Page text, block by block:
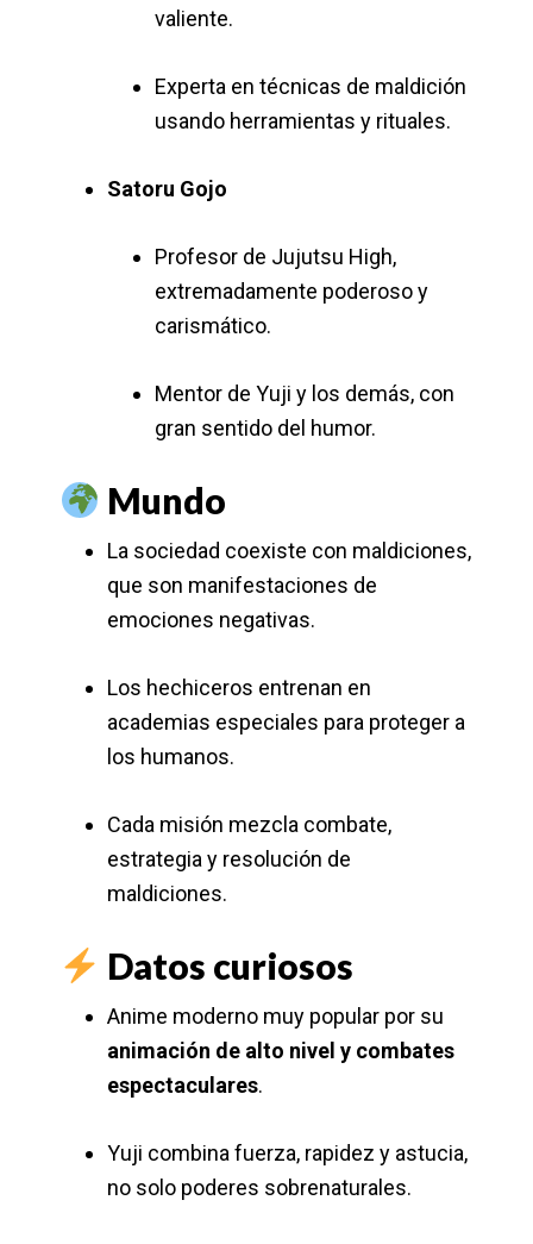
valiente.
Experta en técnicas de maldición
usando herramientas y rituales.
Satoru Gojo
Profesor de Jujutsu High,
extremadamente poderoso y
carismático.
Mentor de Yuji y los demás, con
gran sentido del humor.
Mundo
La sociedad coexiste con maldiciones,
que son manifestaciones de
emociones negativas.
Los hechiceros entrenan en
academias especiales para proteger a
los humanos.
Cada misión mezcla combate,
estrategia y resolución de
maldiciones.
Datos curiosos
Anime moderno muy popular por su
animación de alto nivel y combates
espectaculares.
Yuji combina fuerza, rapidez y astucia,
no solo poderes sobrenaturales.